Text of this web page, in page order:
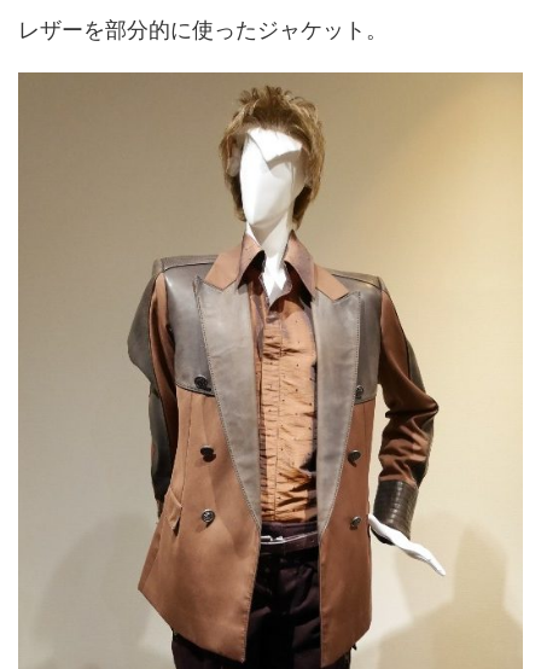
レザーを部分的に使ったジャケット。